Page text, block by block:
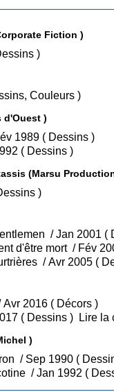
Fiction )
/ Mar 2004 ( Dessins )
1 / Oct 1994 ( Dessins, Couleurs )
d'Ouest )
• Tome 1 : Les affreux / Fév 1989 ( Dessins )
• Tome 2 : Mai 68 / Mai 1992 ( Dessins )
(Marsu
/ Nov 1989 ( Dessins )
•
•
• Tome 1 : Jamais seuls / Avr 2016 ( Décors )
• Tome 4 : Vérités / Avr 2017 ( Dessins ) Lire la
)
• Tome 1 : Nicotine Goudron /
• Tome 2 : L'incurable